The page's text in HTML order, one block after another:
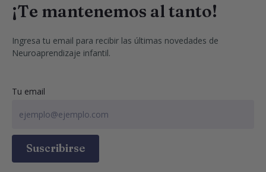
¡Te mantenemos al tanto!
Ingresa tu email para recibir las últimas novedades de
Neuroaprendizaje infantil.
Tu email
Suscribirse